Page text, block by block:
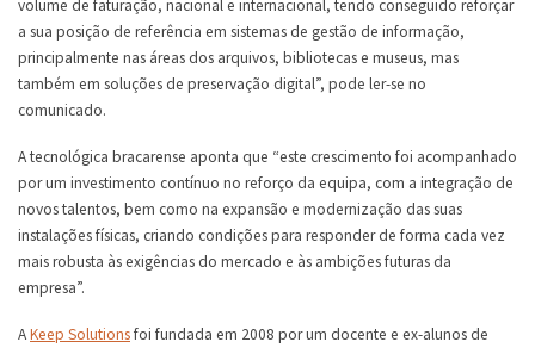
volume de faturação, nacional e internacional, tendo conseguido reforçar
a sua posição de referência em sistemas de gestão de informação,
principalmente nas áreas dos arquivos, bibliotecas e museus, mas
também em soluções de preservação digital”, pode ler-se no
comunicado.
A tecnológica bracarense aponta que “este crescimento foi acompanhado
por um investimento contínuo no reforço da equipa, com a integração de
novos talentos, bem como na expansão e modernização das suas
instalações físicas, criando condições para responder de forma cada vez
mais robusta às exigências do mercado e às ambições futuras da
empresa”.
AKeep Solutionsfoi fundada em 2008 por um docente e ex-alunos de